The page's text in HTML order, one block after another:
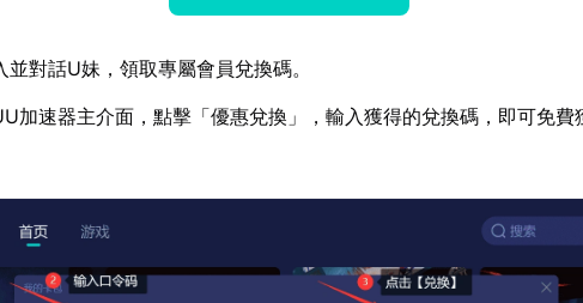
並對話U妹，領取專屬會員兌換碼。
加速器主介面，點擊「優惠兌換」，輸入獲得的兌換碼，即可免費